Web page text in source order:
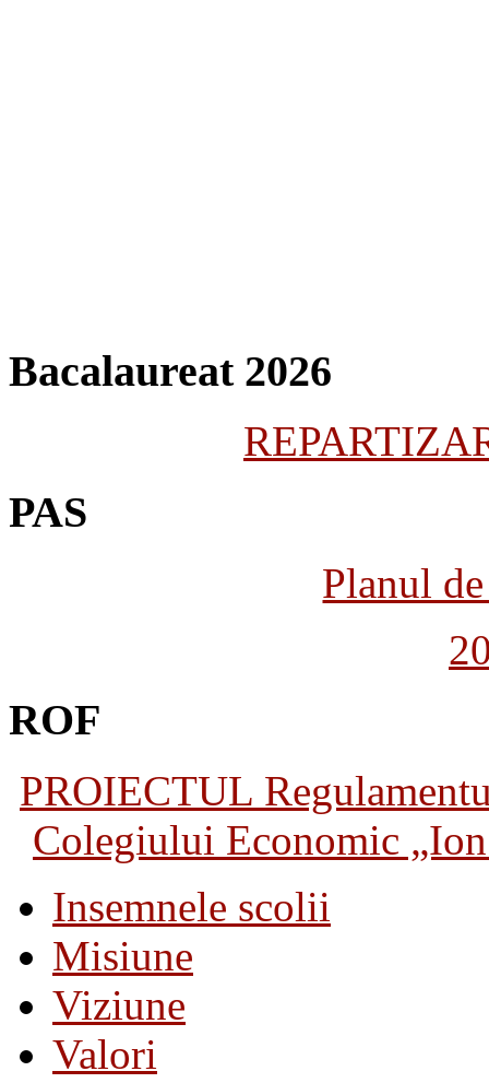
Bacalaureat 2026
PAS
Planul
ROF
PROIECTUL
Colegiului Economic
Insemnele scolii
Misiune
Viziune
Valori